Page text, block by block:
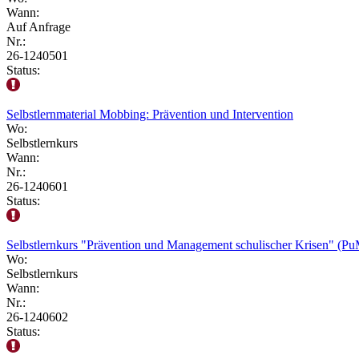
Wann:
Auf Anfrage
Nr.:
26-1240501
Status:
Selbstlernmaterial Mobbing: Prävention und Intervention
Wo:
Selbstlernkurs
Wann:
Nr.:
26-1240601
Status:
Selbstlernkurs "Prävention und Management schulischer Krisen"
Wo:
Selbstlernkurs
Wann:
Nr.:
26-1240602
Status: